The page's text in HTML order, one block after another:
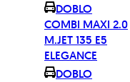
DOBLO
COMBI MAXI 2.0
M.JET 135 E5
ELEGANCE
DOBLO